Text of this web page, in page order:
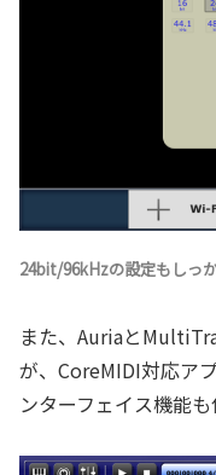
24bit/96kHzの設定もしっ
また、Auriaと
が、CoreMIDI対応ア
ンターフェイス機能